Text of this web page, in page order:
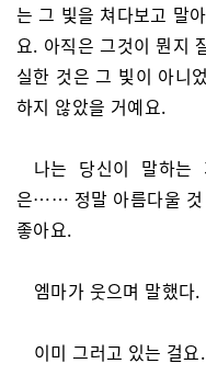
는 그 빛을 쳐다보고 말
요. 아직은 그것이 뭔지
실한 것은 그 빛이 아니
하지 않았을 거예요.
나는 당신이 말하는
은…… 정말 아름다울 것
좋아요.
엠마가 웃으며 말했다.
이미 그러고 있는 걸요